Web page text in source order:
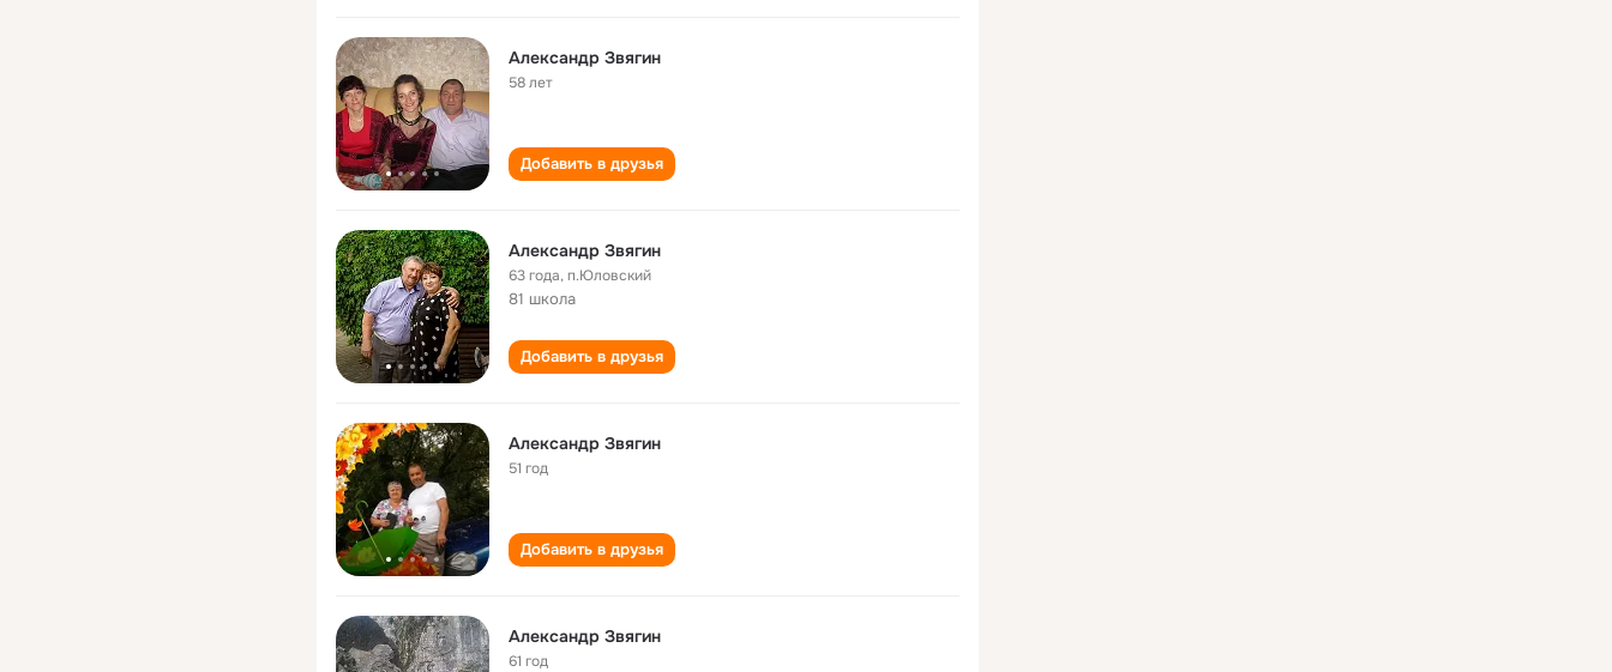
Александр Звягин
58 лет
Добавить в друзья
Александр Звягин
63 года,п.Юловский
81 школа
Добавить в друзья
Александр Звягин
51 год
Добавить в друзья
Александр Звягин
61 год